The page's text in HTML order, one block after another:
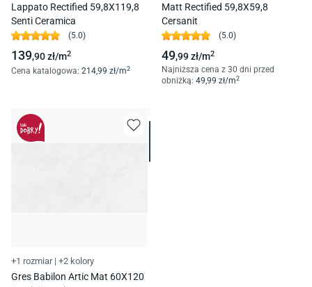
Lappato Rectified 59,8X119,8
Senti Ceramica
(5.0)
139,90zł/m2
Cena katalogowa: 214,99 zł/m2
Matt Rectified 59,8X59,8
Cersanit
(5.0)
49,99zł/m2
Najniższa cena z 30 dni przed
obniżką: 49,99 zł/m2
+1 rozmiar | +2 kolory
Gres Babilon Artic Mat 60X120